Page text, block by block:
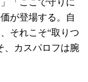
「ここで守りに
が登場する。自
それこそ“取りつ
、カスパロフは腕